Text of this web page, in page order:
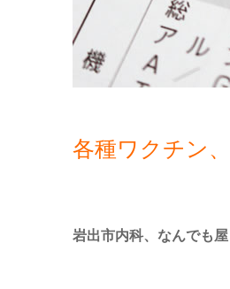
各種ワクチン
岩出市内科、なんでも